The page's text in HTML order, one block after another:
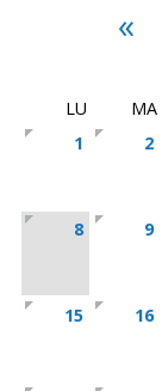
«
LU MA
1
2
8 9
15 16